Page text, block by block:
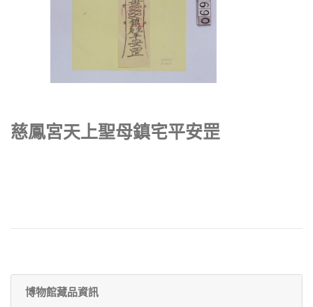
慈鳳宮天上聖母鎮宅平安罡
博物館藏品資訊